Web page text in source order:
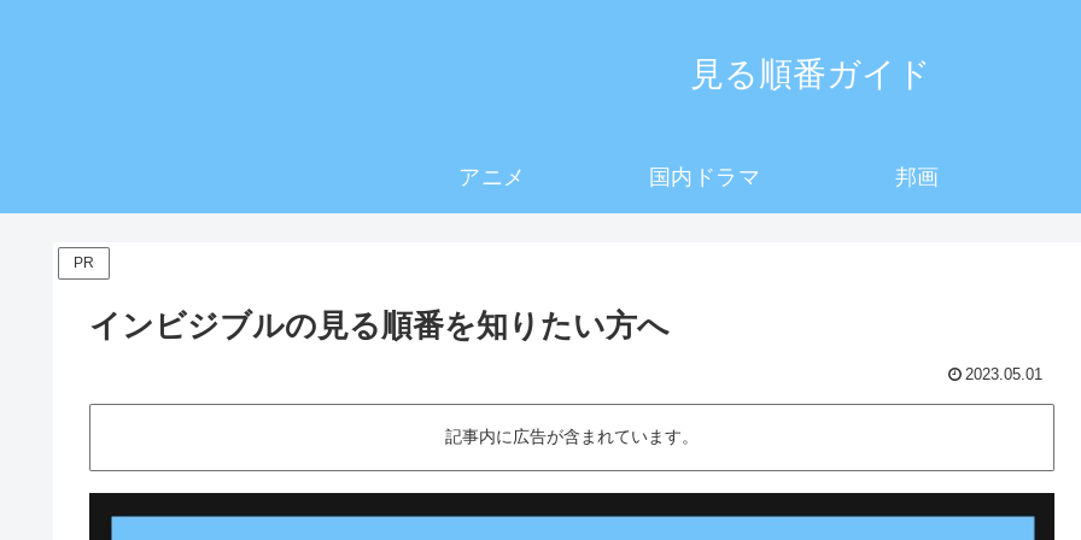
見る順番ガイド
アニメ 国内ドラマ 邦画
PR
インビジブルの見る順番を知りたい方へ
2023.05.01
記事内に広告が含まれています。